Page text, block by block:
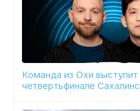
Команда из Охи выступит
четвертьфинале